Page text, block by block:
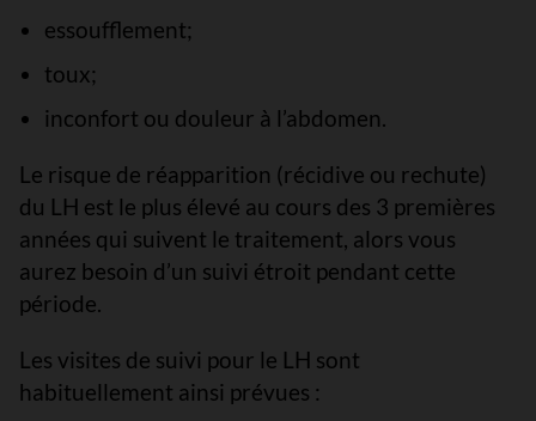
essoufflement;
toux;
inconfort ou douleur à l’abdomen.
Le risque de réapparition (récidive ou rechute)
du LH est le plus élevé au cours des 3 premières
années qui suivent le traitement, alors vous
aurez besoin d’un suivi étroit pendant cette
période.
Les visites de suivi pour le LH sont
habituellement ainsi prévues :